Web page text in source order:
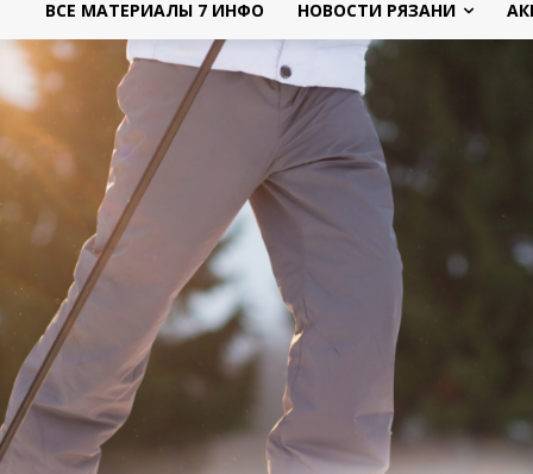
ВСЕ МАТЕРИАЛЫ 7 ИНФО НОВОСТИ РЯЗАНИ